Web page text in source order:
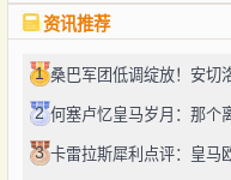
资讯推荐
1
2 何塞卢忆皇马岁月：那个
3 卡雷拉斯犀利点评：皇马